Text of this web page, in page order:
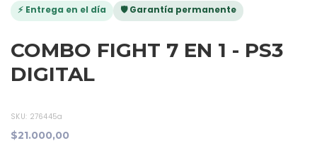
⚡ Entrega en el día 🛡️ Garantía permanente
COMBO FIGHT 7 EN 1 - PS3
DIGITAL
SKU: 276445a
$21.000,00